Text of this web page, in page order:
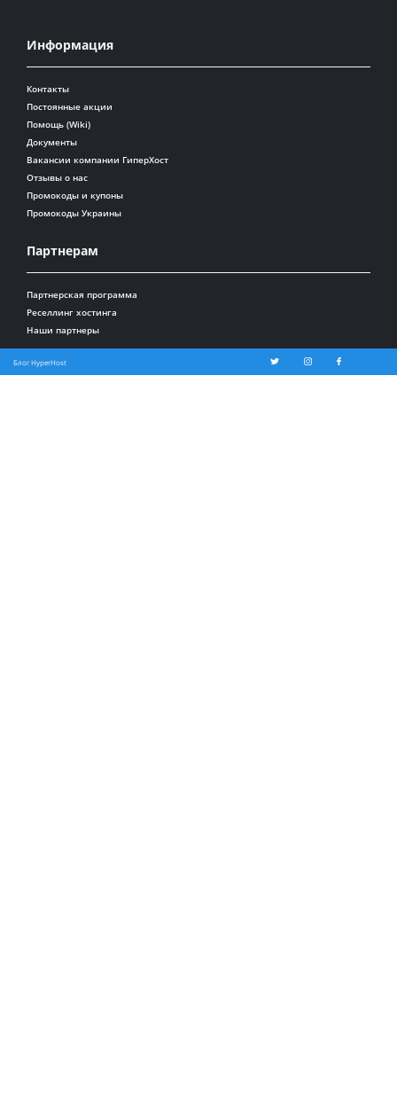
Информация
Контакты
Постоянные акции
Помощь (Wiki)
Документы
Вакансии компании ГиперХост
Отзывы о нас
Промокоды и купоны
Промокоды Украины
Партнерам
Партнерская программа
Реселлинг хостинга
Наши партнеры
Блог HyperHost